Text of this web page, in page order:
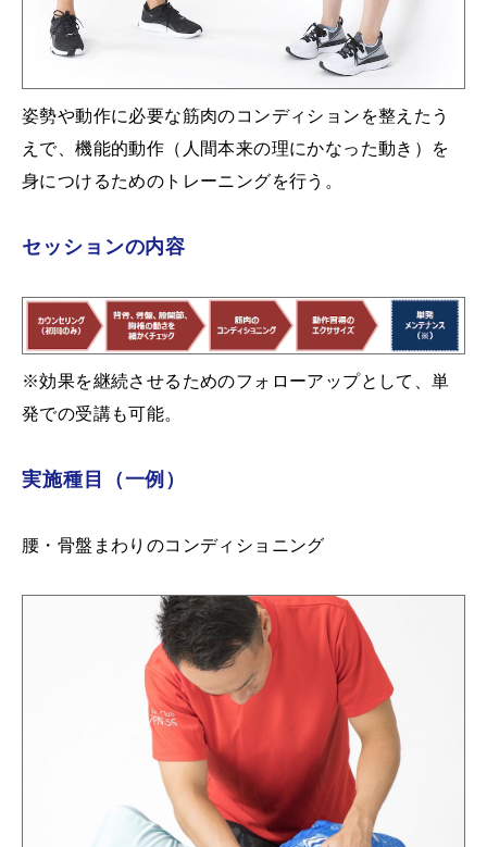
姿勢や動作に必要な筋肉のコンディションを整えたう
えで、機能的動作（人間本来の理にかなった動き）を
身につけるためのトレーニングを行う。
セッションの内容
※効果を継続させるためのフォローアップとして、単
発での受講も可能。
実施種目（一例）
腰・骨盤まわりのコンディショニング